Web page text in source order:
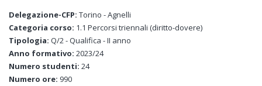
Delegazione-CFP: Torino - Agnelli
Categoria corso: 1.1 Percorsi triennali (diritto-dovere)
Tipologia: Q/2 - Qualifica - II anno
Anno formativo: 2023/24
Numero studenti: 24
Numero ore: 990